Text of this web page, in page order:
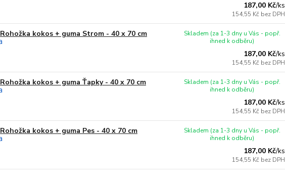
187,00 Kč/ks
154,55 Kč bez DPH
Rohožka kokos + guma Strom - 40 x 70 cm
187,00 Kč/ks
154,55 Kč bez DPH
Skladem (za 1-3 dny u Vás - popř.
ihned k odběru)
Rohožka kokos + guma Ťapky - 40 x 70 cm
187,00 Kč/ks
154,55 Kč bez DPH
Skladem (za 1-3 dny u Vás - popř.
ihned k odběru)
Rohožka kokos + guma Pes - 40 x 70 cm
187,00 Kč/ks
154,55 Kč bez DPH
Skladem (za 1-3 dny u Vás - popř.
ihned k odběru)